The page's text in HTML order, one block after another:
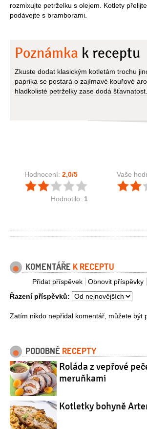
rozmixujte petrželku s olejem. Kotlety
podávejte s bramborami.
Poznámka k receptu
Zkuste dodat klasickým kotletám trochu
paprika se postará o zajímavé kouřové
hladkolisté petrželky zase dodá šťavnatost.
Hodnocení: 2,0/5
Hodnotilo: 1
Vaše
KOMENTÁŘE K RECEPTU
Obnovit příspěvky
Přidat příspěvek
Řazení příspěvků:
Zatím nikdo nepřidal komentář, můžete být
PODOBNÉ RECEPTY
Roláda z vepřové
meruňkami
Kotletky bohyně